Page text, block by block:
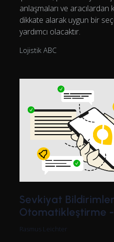
anlaşmaları ve aracılardan
dikkate alarak uygun bir
yardımcı olacaktır.
Lojistik ABC
Sevkiyat
Otomatikleştirme -
Rasmus Leichter